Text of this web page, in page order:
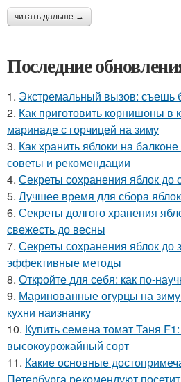
читать дальше →
Последние
1. Экстремальный вызов: съешь
2. Как приготовить корнишоны в
маринаде с горчицей на зиму
3. Как хранить яблоки на
советы и рекомендации
4. Секреты сохранения яблок
5. Лучшее время для сбора
6. Секреты долгого хранения
свежесть до весны
7. Секреты сохранения яблок до
эффективные методы
8. Откройте для себя: как по-
9. Маринованные огурцы на
кухни наизнанку
10. Купить семена томат Таня
высокоурожайный сорт
11. Какие основные